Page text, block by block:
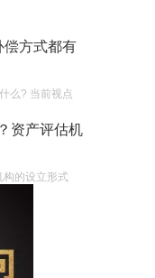
偿方式都有
么? 当前视点
资产评估机
构的设立形式